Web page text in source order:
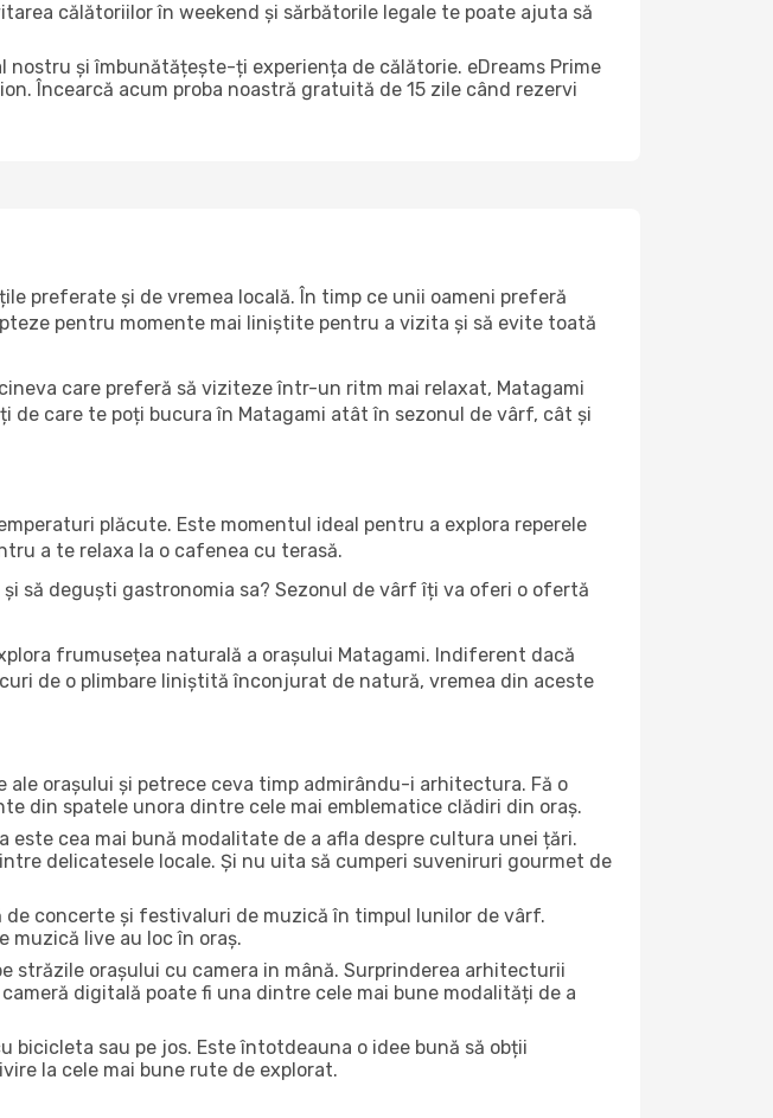
călătoriilor în weekend și sărbătorile legale te poate ajuta să
nostru și îmbunătățește-ți experiența de călătorie. eDreams Prime
Încearcă acum proba noastră gratuită de 15 zile când rezervi
preferate și de vremea locală. În timp ce unii oameni preferă
pentru momente mai liniștite pentru a vizita și să evite toată
care preferă să viziteze într-un ritm mai relaxat, Matagami
care te poți bucura în Matagami atât în ​​sezonul de vârf, cât și
plăcute. Este momentul ideal pentru a explora reperele
a te relaxa la o cafenea cu terasă.
să deguști gastronomia sa? Sezonul de vârf îți va oferi o ofertă
frumusețea naturală a orașului Matagami. Indiferent dacă
de o plimbare liniștită înconjurat de natură, vremea din aceste
ale orașului și petrece ceva timp admirându-i arhitectura. Fă o
din spatele unora dintre cele mai emblematice clădiri din oraș.
cea mai bună modalitate de a afla despre cultura unei țări.
delicatesele locale. Și nu uita să cumperi suveniruri gourmet de
de concerte și festivaluri de muzică în timpul lunilor de vârf.
muzică live au loc în oraș.
străzile orașului cu camera in mână. Surprinderea arhitecturii
digitală poate fi una dintre cele mai bune modalități de a
bicicleta sau pe jos. Este întotdeauna o idee bună să obții
la cele mai bune rute de explorat.